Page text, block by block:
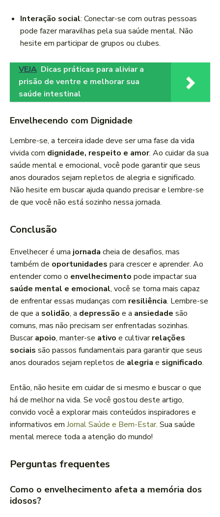
Interação social: Conectar-se com outras pessoas
pode fazer maravilhas pela sua saúde mental. Não
hesite em participar de grupos ou clubes.
VEJA Dicas práticas para aliviar a
prisão de ventre e melhorar sua
saúde intestinal
Envelhecendo com Dignidade
Lembre-se, a terceira idade deve ser uma fase da vida
vivida com dignidade, respeito e amor. Ao cuidar da sua
saúde mental e emocional, você pode garantir que seus
anos dourados sejam repletos de alegria e significado.
Não hesite em buscar ajuda quando precisar e lembre-se
de que você não está sozinho nessa jornada.
Conclusão
Envelhecer é uma jornada cheia de desafios, mas
também de oportunidades para crescer e aprender. Ao
entender como o envelhecimento pode impactar sua
saúde mental e emocional, você se torna mais capaz
de enfrentar essas mudanças com resiliência. Lembre-se
de que a solidão, a depressão e a ansiedade são
comuns, mas não precisam ser enfrentadas sozinhas.
Buscarapoio, manter-se ativo e cultivarrelações
sociais são passos fundamentais para garantir que seus
anos dourados sejam repletos de alegria e significado.
Então, não hesite em cuidar de si mesmo e buscar o que
há de melhor na vida. Se você gostou deste artigo,
convido você a explorar mais conteúdos inspiradores e
informativos em Jornal Saúde e Bem-Estar. Sua saúde
mental merece toda a atenção do mundo!
Perguntas frequentes
Como o envelhecimento afeta a memória dos
idosos?